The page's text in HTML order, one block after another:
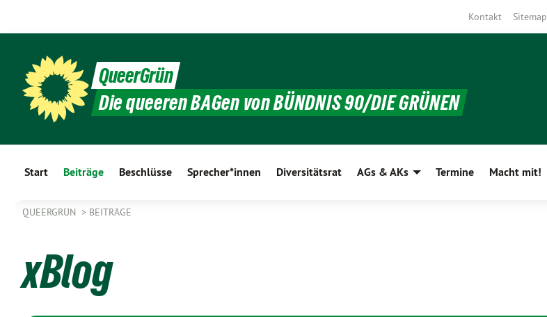
Kontakt Sitemap
QueerGrün
Die queeren BAGen von BÜNDNIS 90/DIE GRÜNEN
Start Beiträge Beschlüsse Sprecher*innen Diversitätsrat AGs & AKs Termine Macht mit!
QUEERGRÜN BEITRÄGE
xBlog